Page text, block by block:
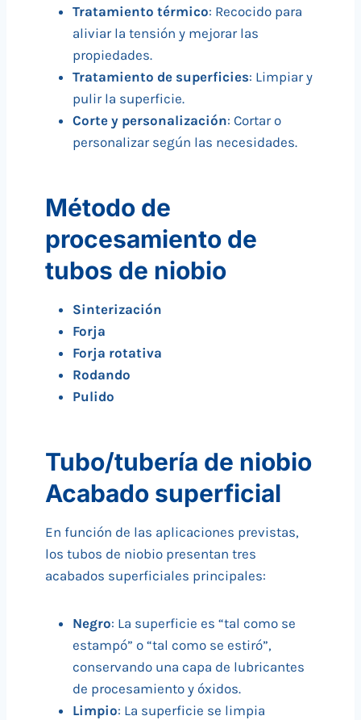
Tratamiento térmico: Recocido para
aliviar la tensión y mejorar las
propiedades.
Tratamiento de superficies: Limpiar y
pulir la superficie.
Corte y personalización: Cortar o
personalizar según las necesidades.
Método de
procesamiento de
tubos de niobio
Sinterización
Forja
Forja rotativa
Rodando
Pulido
Tubo/tubería de niobio
Acabado superficial
En función de las aplicaciones previstas,
los tubos de niobio presentan tres
acabados superficiales principales:
Negro: La superficie es “tal como se
estampó” o “tal como se estiró”,
conservando una capa de lubricantes
de procesamiento y óxidos.
Limpio: La superficie se limpia